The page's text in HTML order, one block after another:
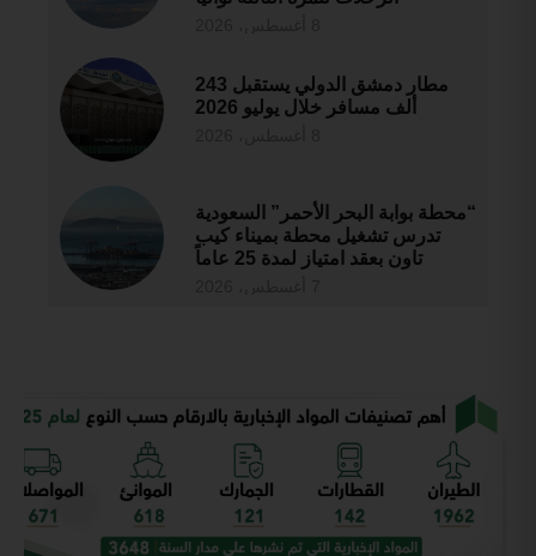
مطار دمشق الدولي يستقبل 243
ألف مسافر خلال يوليو 2026
“محطة بوابة البحر الأحمر” السعودية
تدرس تشغيل محطة بميناء كيب
تاون بعقد امتياز لمدة 25 عاماً